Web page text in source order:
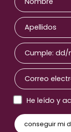
He leído y